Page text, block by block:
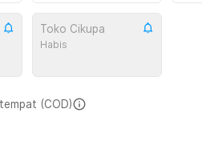
Toko Cikupa
Habis
(COD)